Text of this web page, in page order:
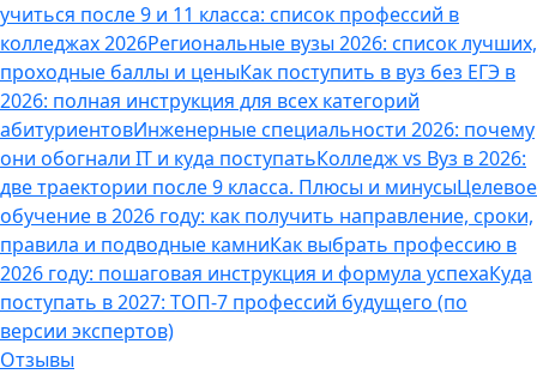
учиться после 9 и 11 класса: список профессий в
колледжах 2026Региональные вузы 2026: список лучших,
проходные баллы и ценыКак поступить в вуз без ЕГЭ в
2026: полная инструкция для всех категорий
абитуриентовИнженерные специальности 2026: почему
они обогнали IT и куда поступатьКолледж vs Вуз в 2026:
две траектории после 9 класса. Плюсы и минусыЦелевое
обучение в 2026 году: как получить направление, сроки,
правила и подводные камниКак выбрать профессию в
2026 году: пошаговая инструкция и формула успехаКуда
поступать в 2027: ТОП-7 профессий будущего (по
версии экспертов)
Отзывы